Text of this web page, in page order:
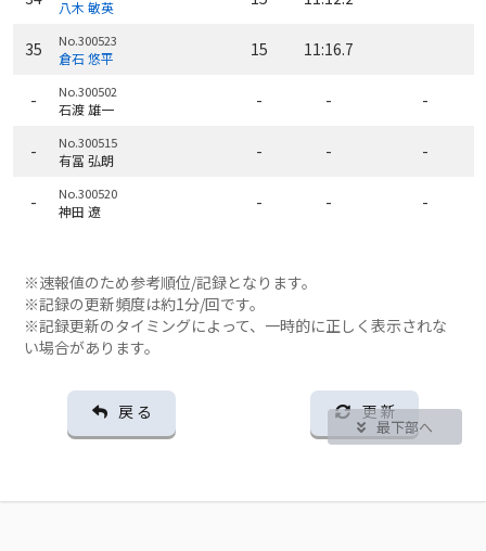
八木 敏英
35 No.300523
倉石 悠平 15 11:16.7
- No.300502
石渡 雄一 - - -
- No.300515
有冨 弘朗 - - -
- No.300520
神田 遼 - - -
※速報値のため参考順位/記録となります。
※記録の更新頻度は約1分/回です。
※記録更新のタイミングによって、一時的に正しく表示されな
い場合があります。
戻 る 更 新
最下部へ